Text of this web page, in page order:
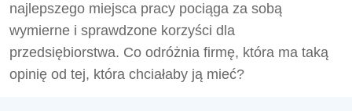
najlepszego miejsca pracy pociąga za sobą
wymierne i sprawdzone korzyści dla
przedsiębiorstwa. Co odróżnia firmę, która ma taką
opinię od tej, która chciałaby ją mieć?